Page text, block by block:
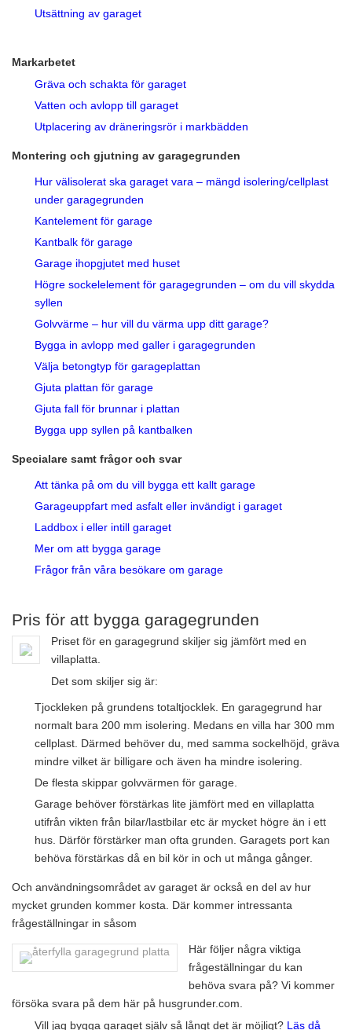
Utsättning av garaget
Markarbetet
Gräva och schakta för garaget
Vatten och avlopp till garaget
Utplacering av dräneringsrör i markbädden
Montering och gjutning av garagegrunden
Hur välisolerat ska garaget vara – mängd isolering/cellplast
under garagegrunden
Kantelement för garage
Kantbalk för garage
Garage ihopgjutet med huset
Högre sockelelement för garagegrunden – om du vill skydda
syllen
Golvvärme – hur vill du värma upp ditt garage?
Bygga in avlopp med galler i garagegrunden
Välja betongtyp för garageplattan
Gjuta plattan för garage
Gjuta fall för brunnar i plattan
Bygga upp syllen på kantbalken
Specialare samt frågor och svar
Att tänka på om du vill bygga ett kallt garage
Garageuppfart med asfalt eller invändigt i garaget
Laddbox i eller intill garaget
Mer om att bygga garage
Frågor från våra besökare om garage
Pris för att bygga garagegrunden
Priset för en garagegrund skiljer sig jämfört med en
villaplatta.
Det som skiljer sig är:
Tjockleken på grundens totaltjocklek. En garagegrund har
normalt bara 200 mm isolering. Medans en villa har 300 mm
cellplast. Därmed behöver du, med samma sockelhöjd, gräva
mindre vilket är billigare och även ha mindre isolering.
De flesta skippar golvvärmen för garage.
Garage behöver förstärkas lite jämfört med en villaplatta
utifrån vikten från bilar/lastbilar etc är mycket högre än i ett
hus. Därför förstärker man ofta grunden. Garagets port kan
behöva förstärkas då en bil kör in och ut många gånger.
Och användningsområdet av garaget är också en del av hur
mycket grunden kommer kosta. Där kommer intressanta
frågeställningar in såsom
Här följer några viktiga
frågeställningar du kan
behöva svara på? Vi kommer
försöka svara på dem här på husgrunder.com.
Vill jag bygga garaget själv så långt det är möjligt? Läs då